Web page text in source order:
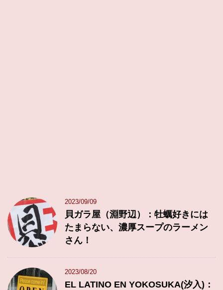
2023/09/09
貝ガラ屋（淵野辺）：牡蠣好きには
たまらない、濃厚スープのラーメン
さん！
2023/08/20
EL LATINO EN YOKOSUKA(汐入)：